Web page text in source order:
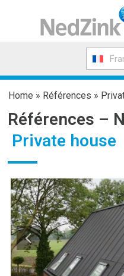
Home » Références »
Références –
Private house